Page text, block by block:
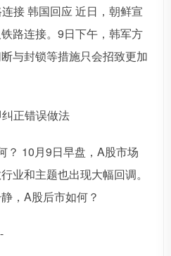
接 韩国回应 近日，朝鲜宣
路连接。9日下午，韩军方
与封锁等措施只会招致更加
正错误做法
？ 10月9日早盘，A股市场
业和主题也出现大幅回调。
，A股后市如何？